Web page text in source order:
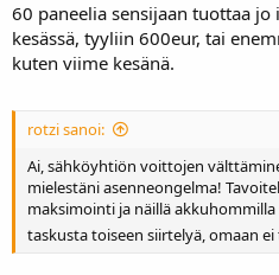
60 paneelia sensijaan tuottaa
kesässä, tyyliin 600eur, tai
kuten viime kesänä.
rotzi sanoi:
Ai, sähköyhtiön voittojen
mielestäni asenneongelma!
maksimointi ja näillä
taskusta toiseen siirtelyä, omaan